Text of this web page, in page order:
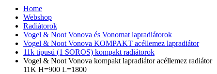
Home
Webshop
Radiátorok
Vogel & Noot Vonova és Vonomat lapradiátorok
Vogel & Noot Vonova KOMPAKT acéllemez lapradiátor
11k tipusú (1 SOROS) kompakt radiátorok
Vogel & Noot Vonova kompakt lapradiátor acéllemez radiátor
11K H=900 L=1800